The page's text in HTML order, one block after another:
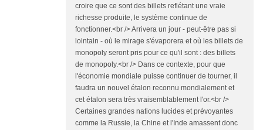
croire que ce sont des billets reflétant une vraie
richesse produite, le système continue de
fonctionner.<br /> Arrivera un jour - peut-être pas si
lointain - où le mirage s'évaporera et où les billets de
monopoly seront pris pour ce qu'il sont : des billets
de monopoly.<br /> Dans ce contexte, pour que
l'économie mondiale puisse continuer de tourner, il
faudra un nouvel étalon reconnu mondialement et
cet étalon sera très vraisemblablement l'or.<br />
Certaines grandes nations lucides et prévoyantes
comme la Russie, la Chine et l'Inde amassent donc